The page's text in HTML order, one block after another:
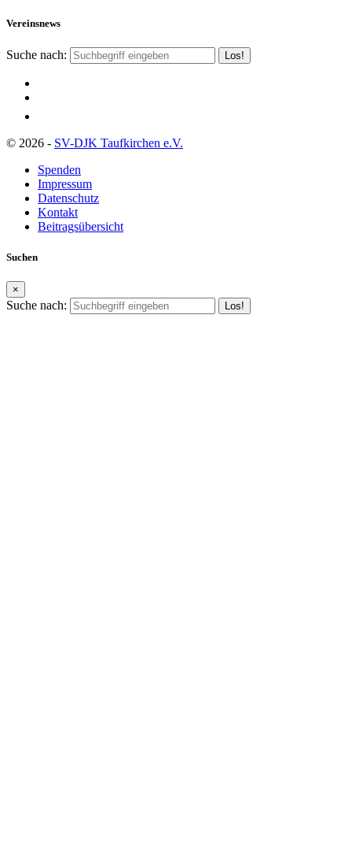
Vereinsnews
Suche nach:
© 2026 - SV-DJK Taufkirchen e.V.
Spenden
Impressum
Datenschutz
Kontakt
Beitragsübersicht
Suchen
×
Suche nach: